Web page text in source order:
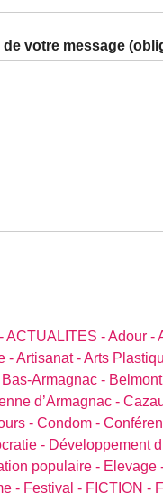
de votre message
ACTUALITES -Adour -
-Artisanat -Arts
Bas-Armagnac -
d’Armagnac -
- Condom -
- Développement
populaire - Elevage
- Festival - FICTION -